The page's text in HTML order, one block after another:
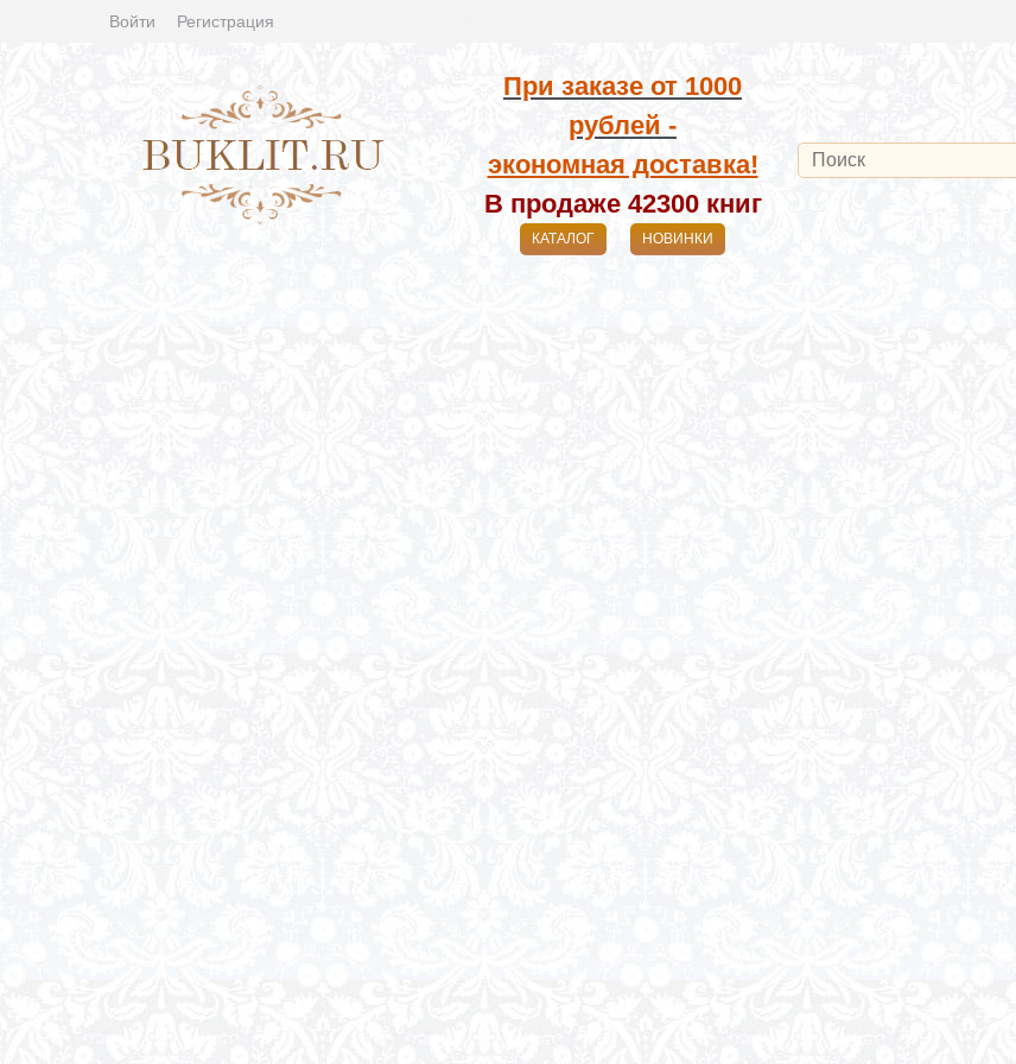
Войти Регистрация
При заказе от 1000
рублей -
экономная доставка!
В продаже 42300 книг
КАТАЛОГ НОВИНКИ